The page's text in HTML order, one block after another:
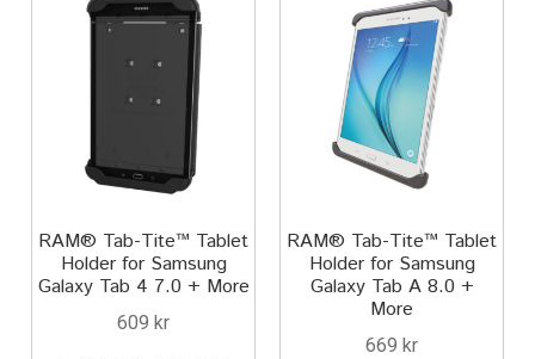
RAM® Tab-Tite™ Tablet
Holder for Samsung
Galaxy Tab 4 7.0 + More
609 kr
RAM® Tab-Tite™ Tablet
Holder for Samsung
Galaxy Tab A 8.0 +
More
669 kr